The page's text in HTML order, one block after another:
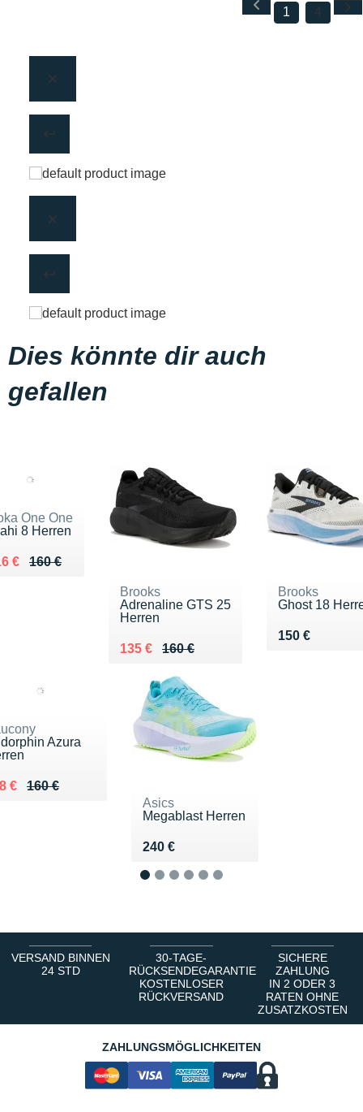
1 4
Dies könnte dir auch
gefallen
One One
8 Herren
160 €
lieu de 160 €
€ 116 €
Brooks
Adrenaline GTS 25
Herren
160 €
Au lieu de 160 €
135 €
Vendu 135 €
Brooks
Ghost 18
150 €
Vendu 150 €
Azura
160 €
lieu de 160 €
€
118 €
Asics
Megablast Herren
240 €
Vendu 240 €
VERSAND BINNEN
24 STD
30-TAGE-
RÜCKSENDEGARANTIE
KOSTENLOSER
RÜCKVERSAND
SICHERE
ZAHLUNG
IN 2 ODER 3
RATEN OHNE
ZUSATZKOSTEN
ZAHLUNGSMÖGLICHKEITEN